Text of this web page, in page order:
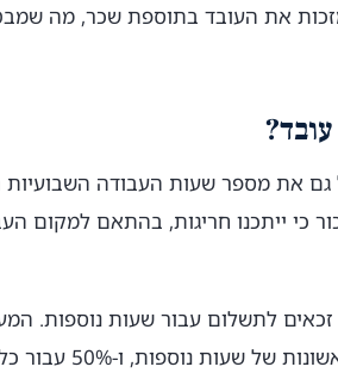
אלו מזכות את העובד בתוספת שכר, מה
גם את מספר שעות העבודה
כאן, חשוב לזכור כי ייתכנו חריגות, בהתאם
שעות בשבוע, אתם זכאים לתשלום עבור שעות
לשלם לכם תוספת של 25%